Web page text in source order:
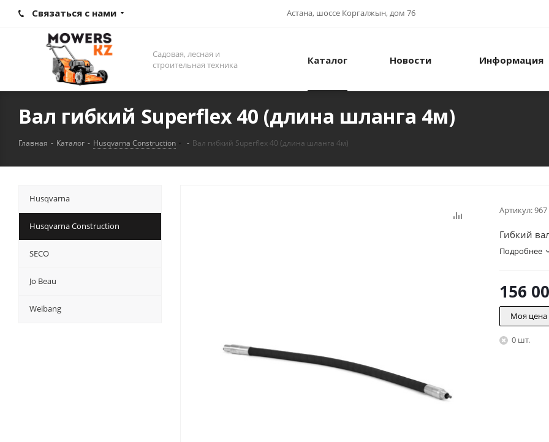
Связаться с нами Астана, шоссе Коргалжын, дом 76
Садовая, лесная и
строительная техника
Каталог Новости Информация
Вал гибкий Superflex 40 (длина шланга 4м)
Главная - Каталог - Husqvarna Construction - Вал гибкий Superflex 40 (длина шланга 4м)
Артикул:967
Гибкий
Подробнее
156
Моя цена
0 шт.
Husqvarna
Husqvarna Construction
SECO
Jo Beau
Weibang